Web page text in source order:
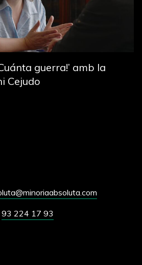
guerra!’ amb la
Cejudo
93 224 17 93